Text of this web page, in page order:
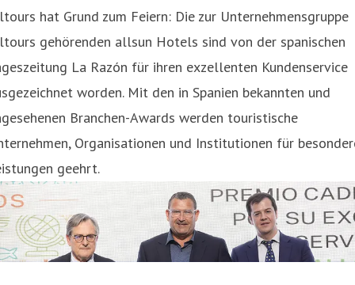
hat Grund zum Feiern: Die zur Unternehmensgruppe
gehörenden allsun Hotels sind von der spanischen
La Razón für ihren exzellenten Kundenservice
worden. Mit den in Spanien bekannten und
Branchen-Awards werden touristische
Organisationen und Institutionen für
geehrt.